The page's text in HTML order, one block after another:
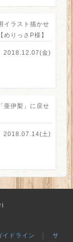
イラスト描かせ
めりっさP様】
2018.12.07(金)
亜伊梨」に戻せ
2018.07.14(土)
イドライン │サ